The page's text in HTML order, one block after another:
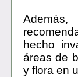
hecho
áreas de
y flora en